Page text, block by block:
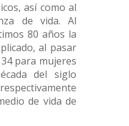
así como al
de vida. Al
80 años la
al pasar
para mujeres
del siglo
de vida de